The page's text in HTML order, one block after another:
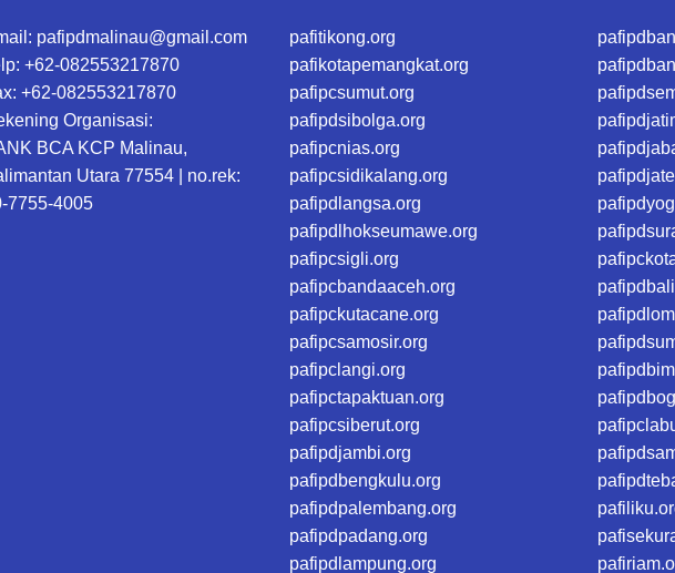
pafipdmalinau@gmail.com
+62-082553217870
+62-082553217870
Organisasi:
BCA KCP Malinau,
Utara 77554 | no.rek:
7755-4005
pafitikong.org
pafikotapemangkat.org
pafipcsumut.org
pafipdsibolga.org
pafipcnias.org
pafipcsidikalang.org
pafipdlangsa.org
pafipdlhokseumawe.org
pafipcsigli.org
pafipcbandaaceh.org
pafipckutacane.org
pafipcsamosir.org
pafipclangi.org
pafipctapaktuan.org
pafipcsiberut.org
pafipdjambi.org
pafipdbengkulu.org
pafipdpalembang.org
pafipdpadang.org
pafipdlampung.org